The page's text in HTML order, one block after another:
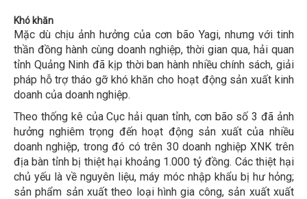
Khó khăn
Mặc dù chịu ảnh hưởng của cơn bão Yagi, nhưng với tinh
thần đồng hành cùng doanh nghiệp, thời gian qua, hải quan
tỉnh Quảng Ninh đã kịp thời ban hành nhiều chính sách, giải
pháp hỗ trợ tháo gỡ khó khăn cho hoạt động sản xuất kinh
doanh của doanh nghiệp.
Theo thống kê của Cục hải quan tỉnh, cơn bão số 3 đã ảnh
hưởng nghiêm trọng đến hoạt động sản xuất của nhiều
doanh nghiệp, trong đó có trên 30 doanh nghiệp XNK trên
địa bàn tỉnh bị thiệt hại khoảng 1.000 tỷ đồng. Các thiệt hại
chủ yếu là về nguyên liệu, máy móc nhập khẩu bị hư hỏng;
sản phẩm sản xuất theo loại hình gia công, sản xuất xuất